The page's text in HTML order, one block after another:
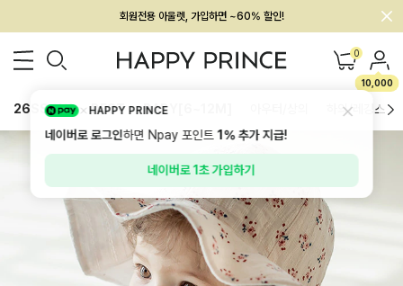
회원전용 아울렛, 가입하면 ~60% 할인!
멤버십 최대 28,000원 혜택 0
10,000
26SS 신상 BEST BABY[6~12M] 하의/레깅스
HAPPY PRINCE
네이버로 로그인하면 Npay 포인트1%추가 지급!
네이버로 1초 가입하기